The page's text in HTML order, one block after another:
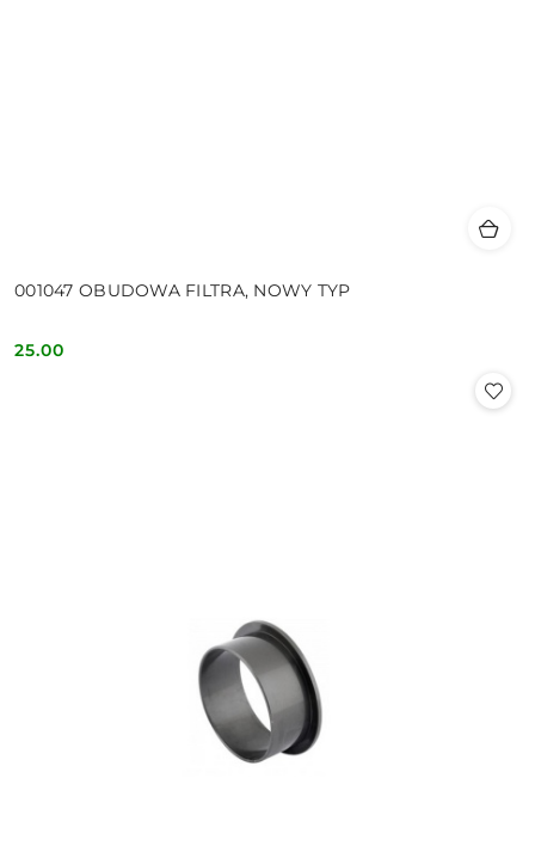
001047 OBUDOWA FILTRA, NOWY TYP
Cena:
25.00